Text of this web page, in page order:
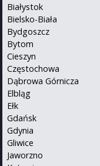
Białystok
Bielsko-Biała
Bydgoszcz
Bytom
Cieszyn
Częstochowa
Dąbrowa Górnicza
Elbląg
Ełk
Gdańsk
Gdynia
Gliwice
Jaworzno